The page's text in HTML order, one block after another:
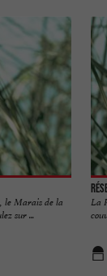
le Marais de la
sur ...
La